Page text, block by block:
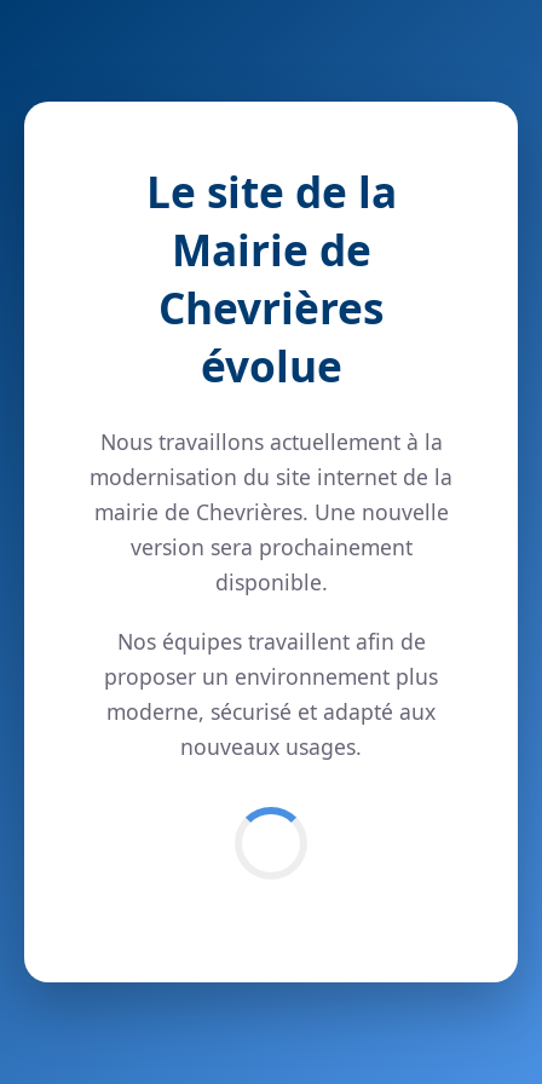
Le site de la
Mairie de
Chevrières
évolue
Nous travaillons actuellement à la
modernisation du site internet de la
mairie de Chevrières. Une nouvelle
version sera prochainement
disponible.
Nos équipes travaillent afin de
proposer un environnement plus
moderne, sécurisé et adapté aux
nouveaux usages.